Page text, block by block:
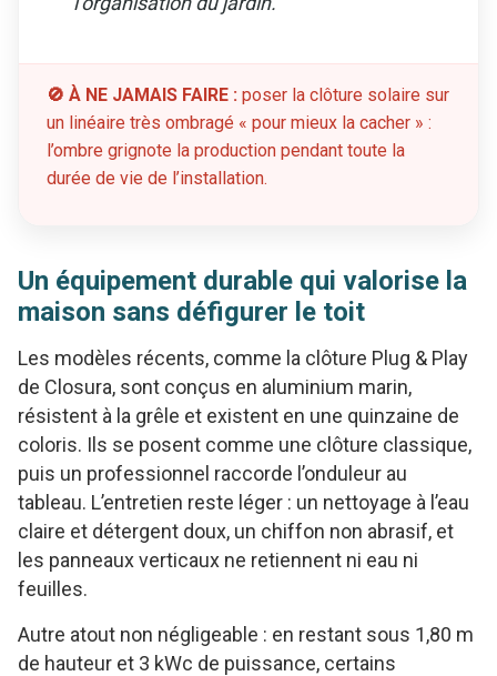
🚫 À NE JAMAIS FAIRE : poser la clôture solaire sur
un linéaire très ombragé « pour mieux la cacher » :
l’ombre grignote la production pendant toute la
durée de vie de l’installation.
Un équipement durable qui valorise la
maison sans défigurer le toit
Les modèles récents, comme la clôture Plug & Play
de Closura, sont conçus en aluminium marin,
résistent à la grêle et existent en une quinzaine de
coloris. Ils se posent comme une clôture classique,
puis un professionnel raccorde l’onduleur au
tableau. L’entretien reste léger : un nettoyage à l’eau
claire et détergent doux, un chiffon non abrasif, et
les panneaux verticaux ne retiennent ni eau ni
feuilles.
Autre atout non négligeable : en restant sous 1,80 m
de hauteur et 3 kWc de puissance, certains